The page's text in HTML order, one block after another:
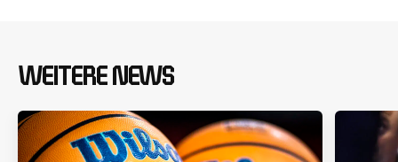
WEITERE NEWS